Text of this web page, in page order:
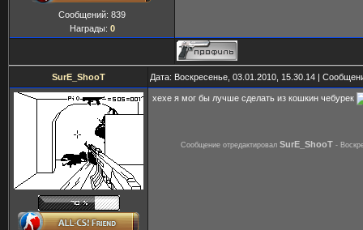
Сообщений: 839
Награды: 0
SurE_ShooT Дата: Воскресенье, 03.01.2010, 15.30.14 |
хехе я мог бы лучше сделать из кошкин чебурек
Сообщение отредактировал SurE_ShooT -